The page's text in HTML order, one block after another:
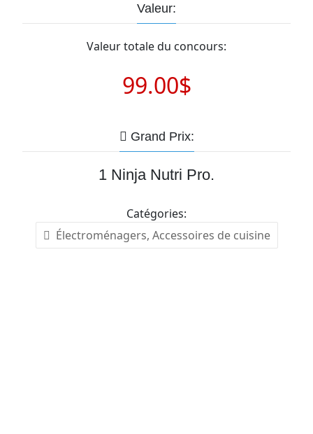
Valeur:
Valeur totale du concours:
99.00$
Grand Prix:
1 Ninja Nutri Pro.
Catégories:
Électroménagers, Accessoires de cuisine